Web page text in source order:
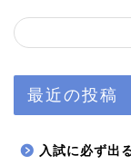
最近の投稿
入試に必ず